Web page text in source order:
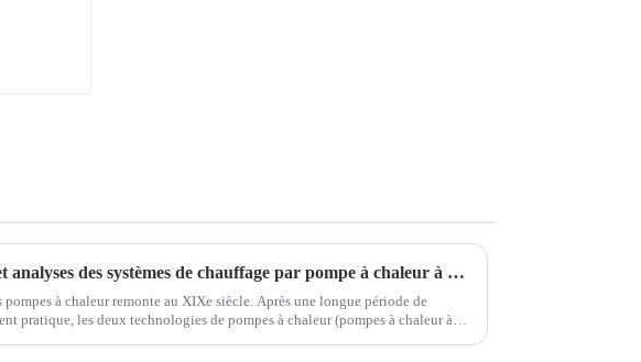
Schémas et analyses des systèmes de chauffage par pompe à chaleur à air classiques européens
à chaleur remonte au XIXe siècle. Après une longue période de
pratique, les deux technologies de pompes à chaleur (pompes à chaleur à